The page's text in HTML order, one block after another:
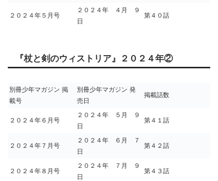
２０２４年５月号
２０２４年 ４月 ９
日
第４０話
『杖と剣のウィストリア』２０２４年②
別冊少年マガジン 掲
載号
別冊少年マガジン 発
売日
掲載話数
２０２４年６月号
２０２４年 ５月 ９
日
第４１話
２０２４年７月号
２０２４年 ６月 ７
日
第４２話
２０２４年８月号
２０２４年 ７月 ９
日
第４３話